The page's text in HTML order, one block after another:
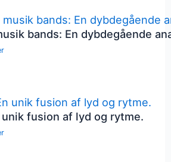
bands: En dybdegående
unik fusion af lyd og rytme.